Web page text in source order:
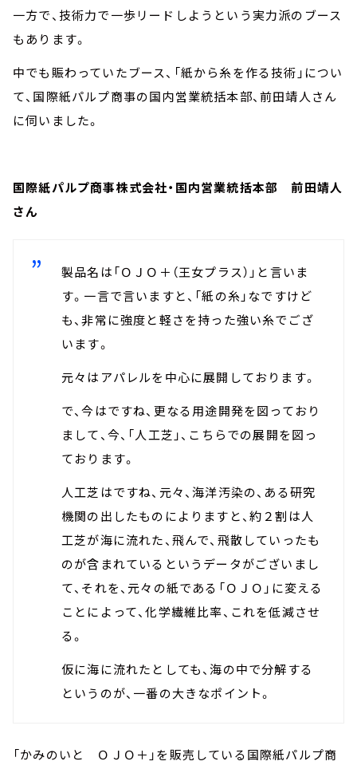
一方で、技術力で一歩リードしようという実力派のブース
もあります。
中でも賑わっていたブース、「紙から糸を作る技術」につい
て、国際紙パルプ商事の国内営業統括本部、前田靖人さん
に伺いました。
国際紙パルプ商事株式会社・国内営業統括本部 前田靖人
さん
製品名は「ＯＪＯ＋（王女プラス）」と言いま
す。一言で言いますと、「紙の糸」なですけど
も、非常に強度と軽さを持った強い糸でござ
います。
元々はアパレルを中心に展開しております。
で、今はですね、更なる用途開発を図っており
まして、今、「人工芝」、こちらでの展開を図っ
ております。
人工芝はですね、元々、海洋汚染の、ある研究
機関の出したものによりますと、約２割は人
工芝が海に流れた、飛んで、飛散していったも
のが含まれているというデータがございまし
て、それを、元々の紙である「ＯＪＯ」に変える
ことによって、化学繊維比率、これを低減させ
る。
仮に海に流れたとしても、海の中で分解する
というのが、一番の大きなポイント。
「かみのいと ＯＪＯ＋」を販売している国際紙パルプ商